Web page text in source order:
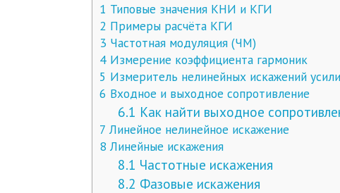
1 Типовые значения КНИ и КГИ
2 Примеры расчёта КГИ
3 Частотная модуляция (ЧМ)
4 Измерение коэффициента гармоник
5 Измеритель нелинейных искажений
6 Входное и выходное сопротивление
6.1 Как найти выходное
7 Линейное нелинейное искажение
8 Линейные искажения
8.1 Частотные искажения
8.2 Фазовые искажения